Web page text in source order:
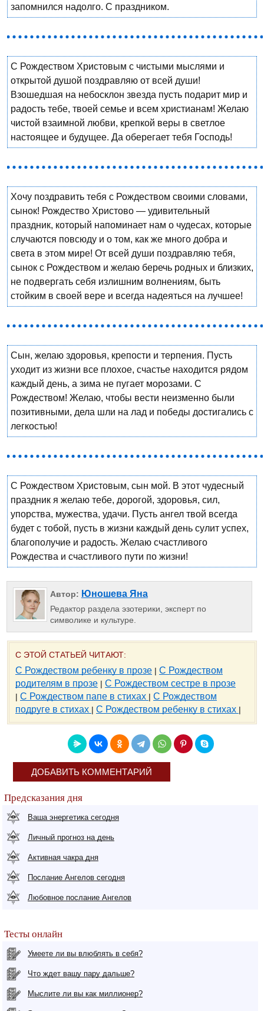
запомнился надолго. С праздником.
С Рождеством Христовым с чистыми мыслями и
открытой душой поздравляю от всей души!
Взошедшая на небосклон звезда пусть подарит мир и
радость тебе, твоей семье и всем христианам! Желаю
чистой взаимной любви, крепкой веры в светлое
настоящее и будущее. Да оберегает тебя Господь!
Хочу поздравить тебя с Рождеством своими словами,
сынок! Рождество Христово — удивительный
праздник, который напоминает нам о чудесах, которые
случаются повсюду и о том, как же много добра и
света в этом мире! От всей души поздравляю тебя,
сынок с Рождеством и желаю беречь родных и близких,
не подвергать себя излишним волнениям, быть
стойким в своей вере и всегда надеяться на лучшее!
Сын, желаю здоровья, крепости и терпения. Пусть
уходит из жизни все плохое, счастье находится рядом
каждый день, а зима не пугает морозами. С
Рождеством! Желаю, чтобы вести неизменно были
позитивными, дела шли на лад и победы достигались с
легкостью!
С Рождеством Христовым, сын мой. В этот чудесный
праздник я желаю тебе, дорогой, здоровья, сил,
упорства, мужества, удачи. Пусть ангел твой всегда
будет с тобой, пусть в жизни каждый день сулит успех,
благополучие и радость. Желаю счастливого
Рождества и счастливого пути по жизни!
Автор: Юношева Яна
Редактор раздела эзотерики, эксперт по
символике и культуре.
С ЭТОЙ СТАТЬЕЙ ЧИТАЮТ:
С Рождеством ребенку в прозе | С Рождеством
родителям в прозе | С Рождеством сестре в прозе
| С Рождеством папе в стихах | С Рождеством
подруге в стихах | С Рождеством ребенку в стихах |
ДОБАВИТЬ КОММЕНТАРИЙ
Предсказания дня
Ваша энергетика сегодня
Личный прогноз на день
Активная чакра дня
Послание Ангелов сегодня
Любовное послание Ангелов
Тесты онлайн
Умеете ли вы влюблять в себя?
Что ждет вашу пару дальше?
Мыслите ли вы как миллионер?